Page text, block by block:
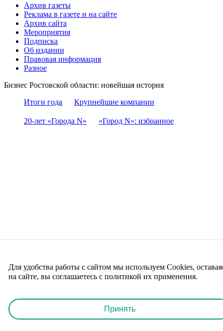
Архив газеты
Реклама в газете и на сайте
Архив сайта
Мероприятия
Подписка
Об издании
Правовая информация
Разное
Бизнес Ростовской области: новейшая история
Итоги года
Крупнейшие компании
20-лет «Города N» «Город N»: избранное
Для удобства работы с сайтом мы используем Cookies,
на сайте, вы соглашаетесь с политикой их применения.
Принять